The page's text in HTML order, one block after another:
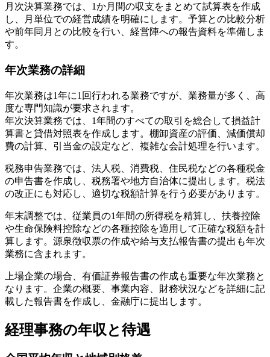
月次決算業務では、1か月間の収支をまとめて試算表を作成
し、月単位での経営成績を明確にします。予算との比較分析
や前年同月との比較を行い、経営陣への報告資料を準備しま
す。
年次業務の詳細
年次業務は1年に1回行われる業務ですが、業務量が多く、高
度な専門知識が要求されます。
年次決算業務では、1年間のすべての取引を総合して損益計
算書と貸借対照表を作成します。棚卸資産の評価、減価償却
費の計算、引当金の設定など、複雑な会計処理を行います。
税務申告業務では、法人税、消費税、住民税などの各種税金
の申告書を作成し、税務署や地方自治体に提出します。税法
の改正にも対応し、適切な税額計算を行う必要があります。
年末調整では、従業員の1年間の所得税を精算し、扶養控除
や生命保険料控除などの各種控除を適用して正確な税額を計
算します。源泉徴収票の作成や給与支払報告書の提出も年次
業務に含まれます。
上場企業の場合、有価証券報告書の作成も重要な年次業務と
なります。企業の概要、事業内容、財務状況などを詳細に記
載した報告書を作成し、金融庁に提出します。
経理事務の年収と待遇